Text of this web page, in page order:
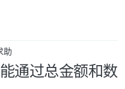
助
通过总金额和数